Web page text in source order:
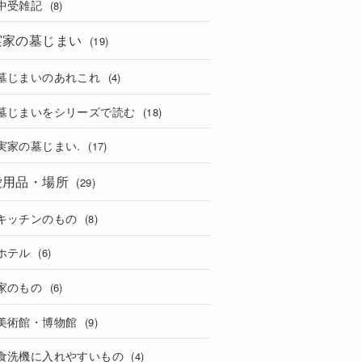
受雑記 (8)
の墓じまい (19)
じまいのあれこれ (4)
じまいをシリーズで読む (18)
家の墓じまい. (17)
品・場所 (29)
ッチンのもの (8)
テル (6)
のもの (6)
術館・博物館 (9)
洗機に入れやすいもの (4)